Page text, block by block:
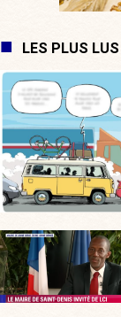
LES PLUS